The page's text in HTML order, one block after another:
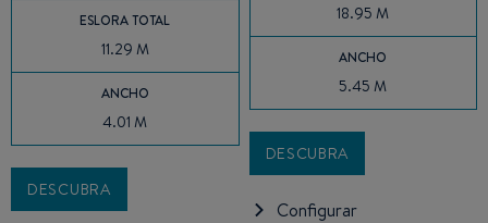
ESLORA TOTAL
11.29 M
ANCHO
4.01 M
DESCUBRA
18.95 M
ANCHO
5.45 M
DESCUBRA
Configurar